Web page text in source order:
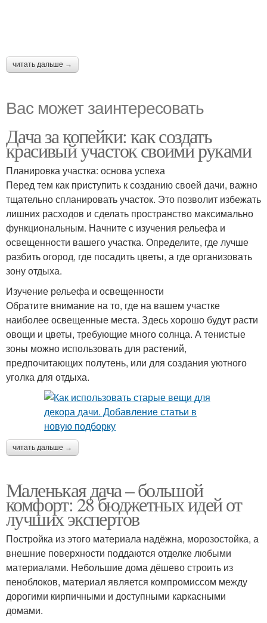
читать дальше →
Вас может заинтересовать
Дача за копейки: как создать
красивый участок своими руками
Планировка участка: основа успеха
Перед тем как приступить к созданию своей дачи, важно
тщательно спланировать участок. Это позволит избежать
лишних расходов и сделать пространство максимально
функциональным. Начните с изучения рельефа и
освещенности вашего участка. Определите, где лучше
разбить огород, где посадить цветы, а где организовать
зону отдыха.
Изучение рельефа и освещенности
Обратите внимание на то, где на вашем участке
наиболее освещенные места. Здесь хорошо будут расти
овощи и цветы, требующие много солнца. А тенистые
зоны можно использовать для растений,
предпочитающих полутень, или для создания уютного
уголка для отдыха.
читать дальше →
Маленькая дача – большой
комфорт: 28 бюджетных идей от
лучших экспертов
Постройка из этого материала надёжна, морозостойка, а
внешние поверхности поддаются отделке любыми
материалами. Небольшие дома дёшево строить из
пеноблоков, материал является компромиссом между
дорогими кирпичными и доступными каркасными
домами.